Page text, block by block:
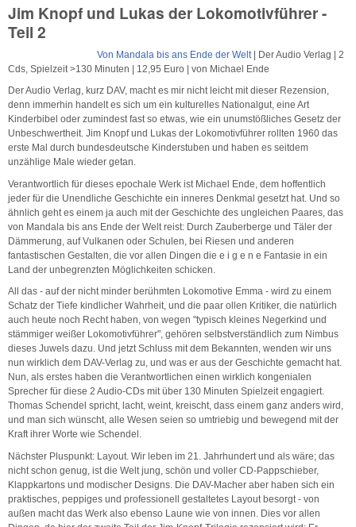
Jim Knopf und Lukas der Lokomotivführer -
Teil 2
Von Mandala bis ans Ende der Welt | Der Audio Verlag | 2
Cds, Spielzeit >130 Minuten | 12,95 Euro | von Michael Ende
Der Audio Verlag, kurz DAV, macht es mir nicht leicht mit dieser Rezension,
denn immerhin handelt es sich um ein kulturelles Nationalgut, eine Art
Kinderbibel oder zumindest fast so etwas, wie ein unumstößliches Gesetz der
Unbeschwertheit. Jim Knopf und Lukas der Lokomotivführer rollten 1960 das
erste Mal durch bundesdeutsche Kinderstuben und haben es seitdem
unzählige Male wieder getan.
Verantwortlich für dieses epochale Werk ist Michael Ende, dem hoffentlich
jeder für die Unendliche Geschichte ein inneres Denkmal gesetzt hat. Und so
ähnlich geht es einem ja auch mit der Geschichte des ungleichen Paares, das
von Mandala bis ans Ende der Welt reist: Durch Zauberberge und Täler der
Dämmerung, auf Vulkanen oder Schulen, bei Riesen und anderen
fantastischen Gestalten, die vor allen Dingen die e i g e n e Fantasie in ein
Land der unbegrenzten Möglichkeiten schicken.
All das - auf der nicht minder berühmten Lokomotive Emma - wird zu einem
Schatz der Tiefe kindlicher Wahrheit, und die paar ollen Kritiker, die natürlich
auch heute noch Recht haben, von wegen "typisch kleines Negerkind und
stämmiger weißer Lokomotivführer", gehören selbstverständlich zum Nimbus
dieses Juwels dazu. Und jetzt Schluss mit dem Bekannten, wenden wir uns
nun wirklich dem DAV-Verlag zu, und was er aus der Geschichte gemacht hat.
Nun, als erstes haben die Verantwortlichen einen wirklich kongenialen
Sprecher für diese 2 Audio-CDs mit über 130 Minuten Spielzeit engagiert.
Thomas Schendel spricht, lacht, weint, kreischt, dass einem ganz anders wird,
und man sich wünscht, alle Wesen seien so umtriebig und bewegend mit der
Kraft ihrer Worte wie Schendel.
Nächster Pluspunkt: Layout. Wir leben im 21. Jahrhundert und als wäre; das
nicht schon genug, ist die Welt jung, schön und voller CD-Pappschieber,
Klappkartons und modischer Designs. Die DAV-Macher aber haben sich ein
praktisches, peppiges und professionell gestaltetes Layout besorgt - von
außen macht das Werk also ebenso Laune wie von innen. Dies vor allen